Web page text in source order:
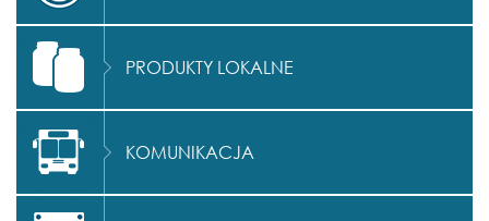
PRODUKTY LOKALNE
KOMUNIKACJA